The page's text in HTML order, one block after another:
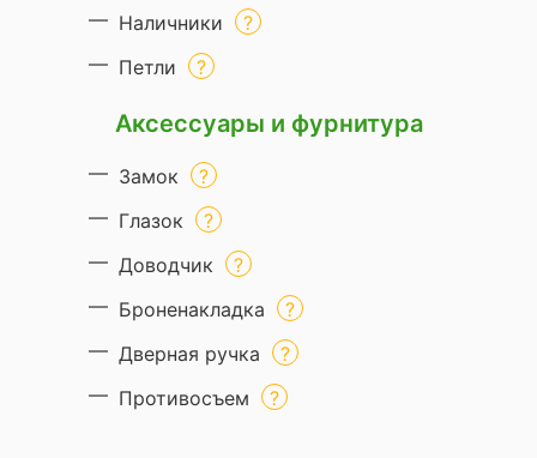
Наличники
Петли
Аксессуары и фурнитура
Замок
Глазок
Доводчик
Броненакладка
Дверная ручка
Противосъем